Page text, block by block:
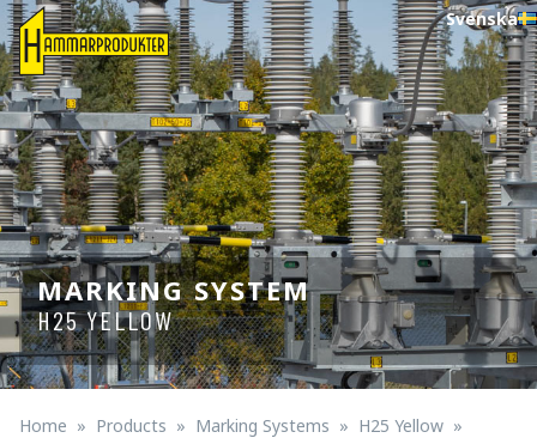
Svenska
MARKING SYSTEM
H25 YELLOW
Home Products Marking Systems
H25 Yellow